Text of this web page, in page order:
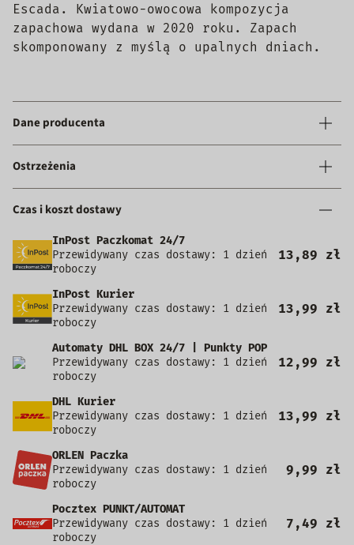
Escada. Kwiatowo-owocowa kompozycja
zapachowa wydana w 2020 roku. Zapach
skomponowany z myślą o upalnych dniach.
Dane producenta
Ostrzeżenia
Czas i koszt dostawy
InPost Paczkomat 24/7
Przewidywany czas dostawy: 1 dzień
roboczy
13,89 zł
InPost Kurier
Przewidywany czas dostawy: 1 dzień
roboczy
13,99 zł
Automaty DHL BOX 24/7 | Punkty POP
Przewidywany czas dostawy: 1 dzień
roboczy
12,99 zł
DHL Kurier
Przewidywany czas dostawy: 1 dzień
roboczy
13,99 zł
ORLEN Paczka
Przewidywany czas dostawy: 1 dzień
roboczy
9,99 zł
Pocztex PUNKT/AUTOMAT
Przewidywany czas dostawy: 1 dzień
roboczy
7,49 zł